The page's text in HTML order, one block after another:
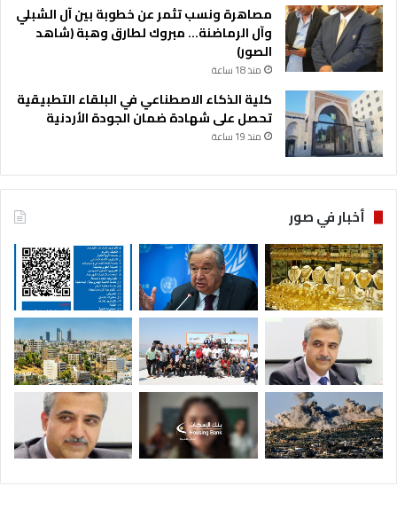
مصاهرة ونسب تثمر عن خطوبة بين آل الشبلي
وآل الرماضنة… مبروك لطارق وهبة (شاهد
الصور)
منذ 18 ساعة
كلية الذكاء الاصطناعي في البلقاء التطبيقية
تحصل على شهادة ضمان الجودة الأردنية
منذ 19 ساعة
أخبار في صور